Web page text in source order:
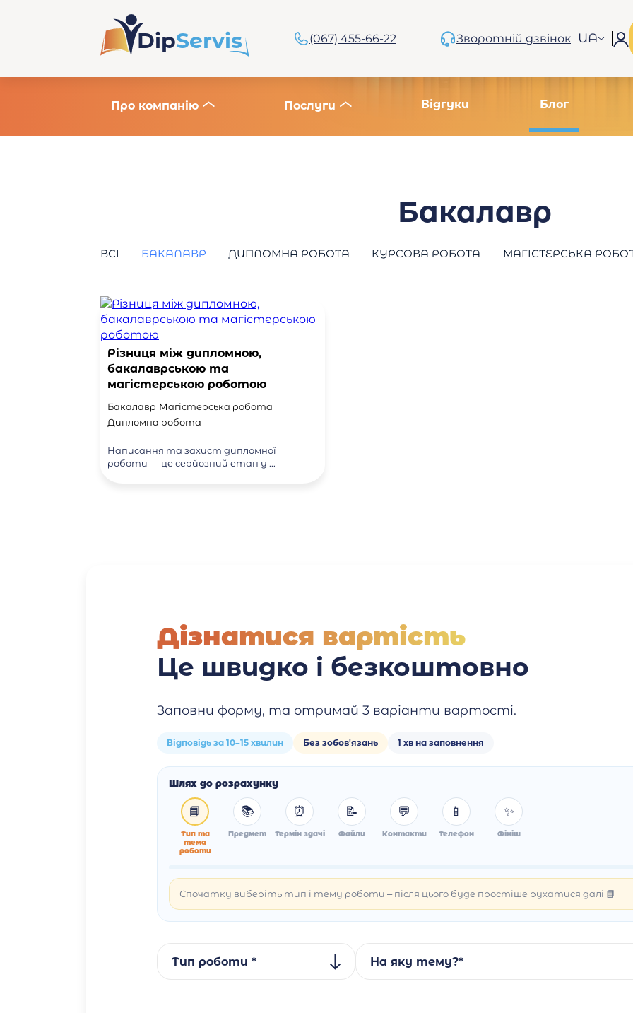
DipServis (067) 455-66-22 Зворотній дзвінок UA
Про компанію Послуги Відгуки Блог
Бакалавр
ВСІ БАКАЛАВР ДИПЛОМНА РОБОТА КУРСОВА РОБОТА МАГІСТЕРСЬКА
Різниця між дипломною,
бакалаврською та
магістерською роботою
Бакалавр Магістерська робота
Дипломна робота
Написання та захист дипломної
роботи — це серйозний етап у ...
Дізнатися вартість
Це швидко і безкоштовно
Заповни форму, та отримай 3 варіанти вартості.
Відповідь за 10–15 хвилин Без зобов'язань 1 хв на заповнення
Шлях до розрахунку
📘
Тип та
тема
роботи
📚
Предмет
⏰
Термін здачі
📝
Файли
💬
Контакти
📱
Телефон
✨
Фініш
Спочатку виберіть тип і тему роботи – після цього буде простіше рухатися далі 📘
Тип роботи * На яку тему?*